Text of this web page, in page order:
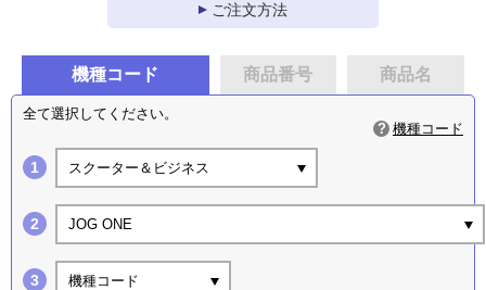
ご注文方法
機種コード
全て選択してください。
機種コード
スクーター＆ビジネス
JOG ONE
機種コード
商品番号 商品名